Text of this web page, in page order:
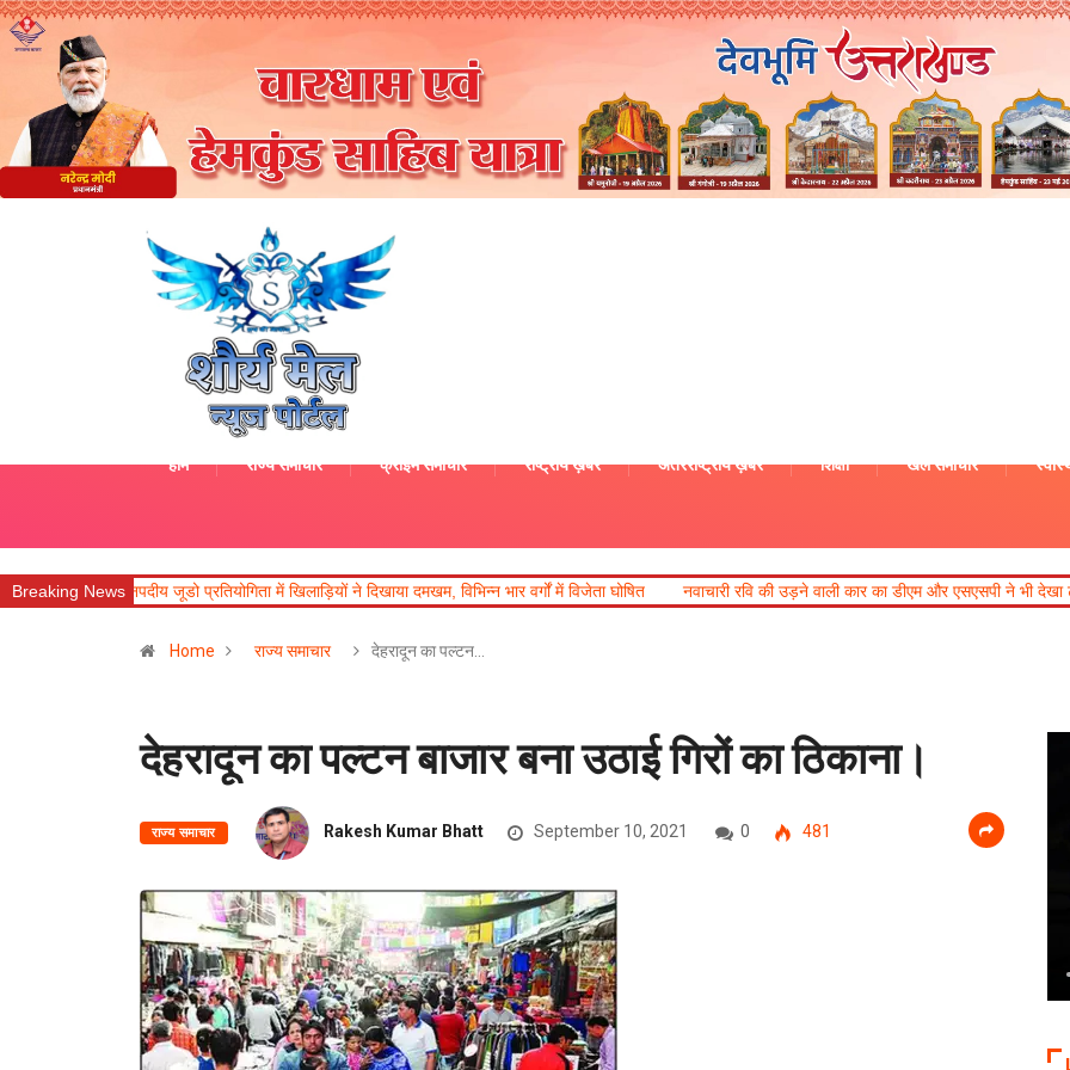
होम राज्य समाचार क्राइम समाचार राष्ट्रीय ख़बरें अंतरराष्ट्रीय ख़बरें शिक्षा खेल समाचार
Breaking News
जूडो प्रतियोगिता में खिलाड़ियों ने दिखाया दमखम, विभिन्न भार वर्गों में विजेता घोषित नवाचारी रवि की उड़ने वाली कार का डीएम और एसएसपी ने भी देखा ट्रायल 15 अगस्त
Home राज्य समाचार देहरादून का पल्टन…
देहरादून का पल्टन बाजार बना उठाई गिरों का ठिकाना।
राज्य समाचार Rakesh Kumar Bhatt September 10, 2021 0 481